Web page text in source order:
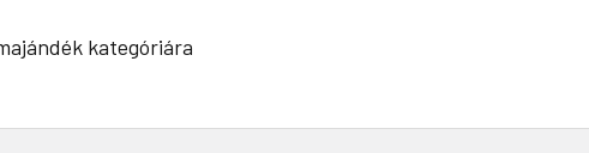
kategóriára